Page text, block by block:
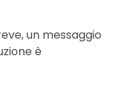
un messaggio
è